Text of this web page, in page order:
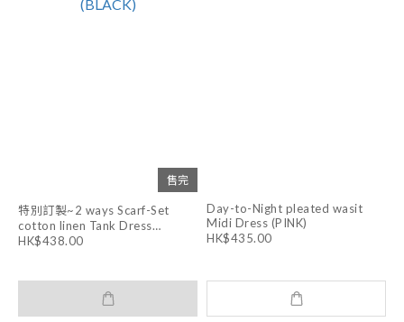
售完
特別訂製~2 ways Scarf-Set
cotton linen Tank Dress
(BLACK)
HK$438.00
Day-to-Night pleated wasit
Midi Dress (PINK)
HK$435.00